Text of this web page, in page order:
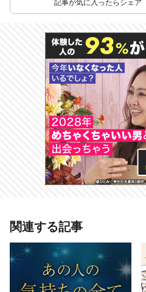
記事が気に入ったらシェア
# 占いまとめ
# 無料占いまとめ # その他
関連する記事